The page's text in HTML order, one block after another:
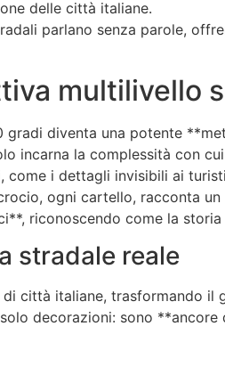
delle città italiane.
parlano senza parole,
multilivello
diventa una potente
incarna la complessità con
come i dettagli invisibili ai
ogni cartello, racconta
riconoscendo come la
stradale reale
città italiane, trasformando il
decorazioni: sono